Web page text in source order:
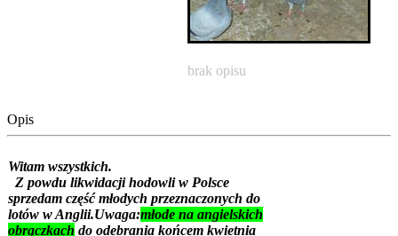
brak opisu
Opis
Witam wszystkich.
Z powdu likwidacji hodowli w Polsce
sprzedam część młodych przeznaczonych do
lotów w Anglii.Uwaga:młode na angielskich
obrączkach do odebrania końcem kwietnia